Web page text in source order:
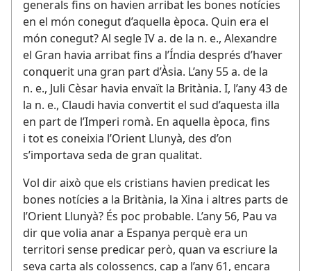
generals fins on havien arribat les bones notícies
en el món conegut d’aquella època. Quin era el
món conegut? Al segle IV a. de la n. e., Alexandre
el Gran havia arribat fins a l’Índia després d’haver
conquerit una gran part d’Àsia. L’any 55 a. de la
n. e., Juli Cèsar havia envaït la Britània. I, l’any 43 de
la n. e., Claudi havia convertit el sud d’aquesta illa
en part de l’Imperi romà. En aquella època, fins
i tot es coneixia l’Orient Llunyà, des d’on
s’importava seda de gran qualitat.
Vol dir això que els cristians havien predicat les
bones notícies a la Britània, la Xina i altres parts de
l’Orient Llunyà? És poc probable. L’any 56, Pau va
dir que volia anar a Espanya perquè era un
territori sense predicar però, quan va escriure la
seva carta als colossencs, cap a l’any 61, encara